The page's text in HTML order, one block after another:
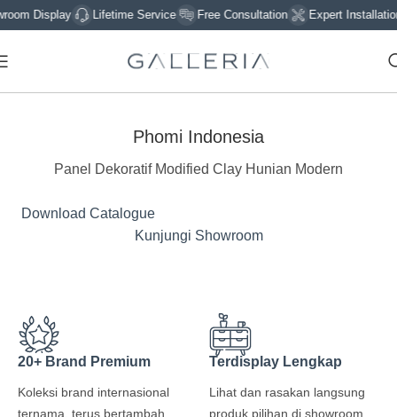
Display Lifetime Service Free Consultation Expert Installation
Phomi Indonesia
Panel Dekoratif Modified Clay Hunian Modern
Download Catalogue
Kunjungi Showroom
20+ Brand Premium
Koleksi brand internasional
ternama, terus bertambah
Terdisplay Lengkap
Lihat dan rasakan langsung
produk pilihan di showroom